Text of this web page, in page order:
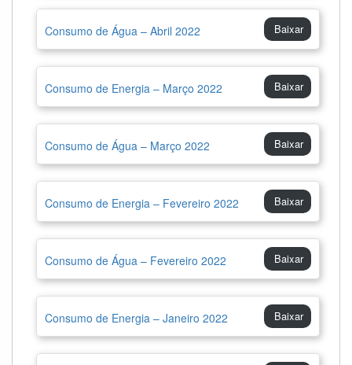
Consumo de Água – Abril 2022 Baixar
Consumo de Energia – Março 2022 Baixar
Consumo de Água – Março 2022 Baixar
Consumo de Energia – Fevereiro 2022 Baixar
Consumo de Água – Fevereiro 2022 Baixar
Consumo de Energia – Janeiro 2022 Baixar